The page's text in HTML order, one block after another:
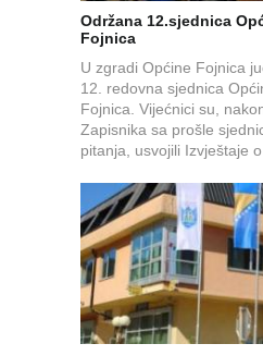
Održana 12.sjednica
Fojnica
U zgradi Općine Fojnica
12. redovna sjednica
Fojnica. Vijećnici su,
Zapisnika sa prošle
pitanja, usvojili Izvještaje o